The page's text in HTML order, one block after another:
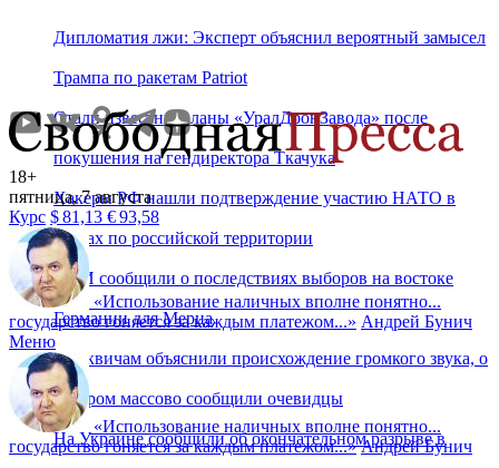
Дипломатия лжи: Эксперт объяснил вероятный замысел
Трампа по ракетам Patriot
Стали известны планы «УралДронЗавода» после
покушения на гендиректора Ткачука
Хакеры РФ нашли подтверждение участию НАТО в
ударах по российской территории
СМИ сообщили о последствиях выборов на востоке
Германии для Мерца
Москвичам объяснили происхождение громкого звука, о
котором массово сообщили очевидцы
На Украине сообщили об окончательном разрыве в
18+
пятница, 7 августа
Курс $81,13 €93,58
«Использование наличных вполне понятно...
государство гоняется за каждым платежом...» Андрей Бунич
Меню
«Использование наличных вполне понятно...
государство гоняется за каждым платежом...» Андрей Бунич